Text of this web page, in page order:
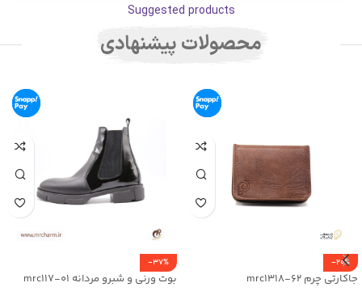
Suggested products
محصولات پیشنهادی
-20%
جاکارتی چرم mrc1318-62
-37%
بوت ورنی و شبرو مردانه mrc117-01